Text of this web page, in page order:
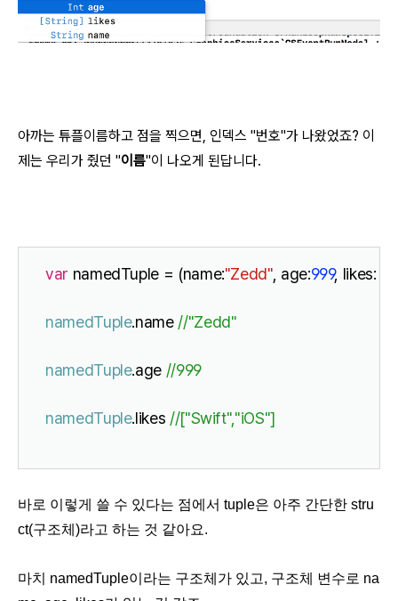
아까는 튜플이름하고 점을 찍으면, 인덱스 "번호"가 나왔었죠? 이
제는 우리가 줬던 "이름"이 나오게 된답니다.
var namedTuple = (name:"Zedd", age:999, likes: [
namedTuple.name //"Zedd"
namedTuple.age //999
namedTuple.likes //["Swift","iOS"]
바로 이렇게 쓸 수 있다는 점에서 tuple은 아주 간단한 stru
ct(구조체)라고 하는 것 같아요.
마치 namedTuple이라는 구조체가 있고, 구조체 변수로 na